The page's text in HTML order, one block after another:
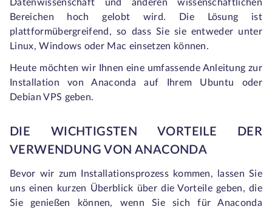
Datenwissenschaft und anderen wissenschaftlichen
Bereichen hoch gelobt wird. Die Lösung ist
plattformübergreifend, so dass Sie sie entweder unter
Linux, Windows oder Mac einsetzen können.
Heute möchten wir Ihnen eine umfassende Anleitung zur
Installation von Anaconda auf Ihrem Ubuntu oder
Debian VPS geben.
DIE WICHTIGSTEN VORTEILE DER
VERWENDUNG VON ANACONDA
Bevor wir zum Installationsprozess kommen, lassen Sie
uns einen kurzen Überblick über die Vorteile geben, die
Sie genießen können, wenn Sie sich für Anaconda